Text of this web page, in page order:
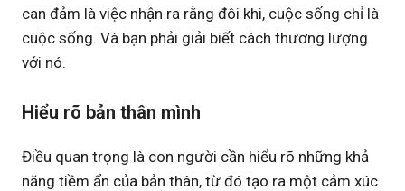
can đảm là việc nhận ra rằng đôi khi, cuộc sống chỉ là
cuộc sống. Và bạn phải giải biết cách thương lượng
với nó.
Hiểu rõ bản thân mình
Điều quan trọng là con người cần hiểu rõ những khả
năng tiềm ẩn của bản thân, từ đó tạo ra một cảm xúc